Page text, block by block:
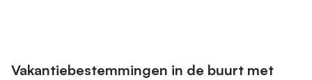
Vakantiebestemmingen in de buurt met